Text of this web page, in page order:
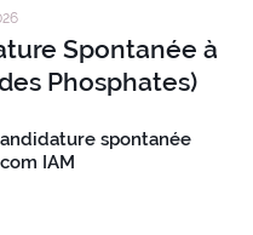
Spontanée à
Phosphates)
spontanée
IAM